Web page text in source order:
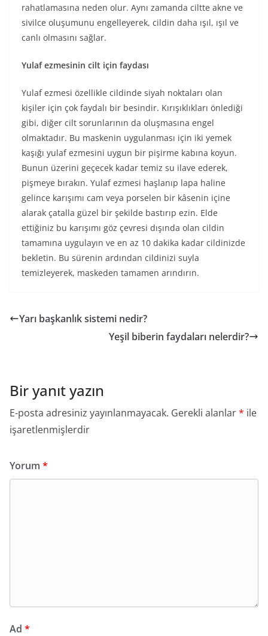
rahatlamasına neden olur. Aynı zamanda ciltte akne ve
sivilce oluşumunu engelleyerek, cildin daha ışıl, ışıl ve
canlı olmasını sağlar.
Yulaf ezmesinin cilt için faydası
Yulaf ezmesi özellikle cildinde siyah noktaları olan
kişiler için çok faydalı bir besindir. Kırışıklıkları önlediği
gibi, diğer cilt sorunlarının da oluşmasına engel
olmaktadır. Bu maskenin uygulanması için iki yemek
kaşığı yulaf ezmesini uygun bir pişirme kabına koyun.
Bunun üzerini geçecek kadar temiz su ilave ederek,
pişmeye bırakın. Yulaf ezmesi haşlanıp lapa haline
gelince karışımı cam veya porselen bir kâsenin içine
alarak çatalla güzel bir şekilde bastırıp ezin. Elde
ettiğiniz bu karışımı göz çevresi dışında olan cildin
tamamına uygulayın ve en az 10 dakika kadar cildinizde
bekletin. Bu sürenin ardından cildinizi suyla
temizleyerek, maskeden tamamen arındırın.
Yarı başkanlık sistemi nedir?
Yeşil biberin faydaları nelerdir?
Bir yanıt yazın
E-posta adresiniz yayınlanmayacak. Gerekli alanlar* ile
işaretlenmişlerdir
Yorum *
Ad *